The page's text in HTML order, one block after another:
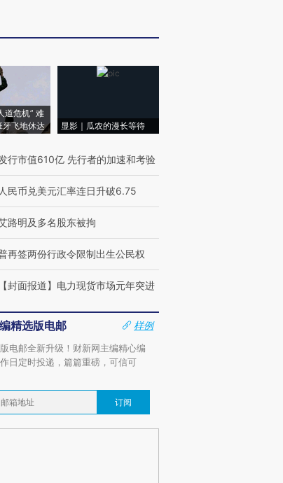
道危机” 难
牙飞地休达
显影｜瓜农的漫长等待
行市值610亿 先行者的加速和考验
民币兑美元汇率连日升破6.75
路明及多名股东被拘
再签两份行政令限制出生公民权
【封面报道】电力现货市场元年突进
精选版电邮
样例
电邮全新升级！财新网主编精心编
日定时投递，篇篇重磅，可信可
订阅